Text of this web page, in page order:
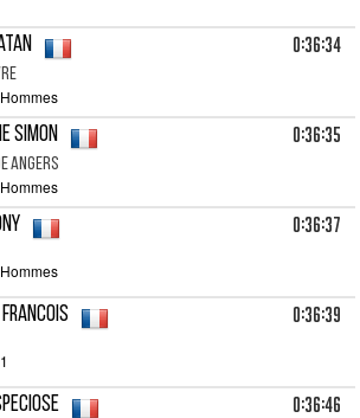
0:36:34
Simon
Angers
0:36:35
0:36:37
Francois 0:36:39
0:36:46